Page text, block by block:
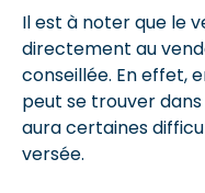
Il est à noter que le
directement au
conseillée. En effet,
peut se trouver
aura certaines
versée.